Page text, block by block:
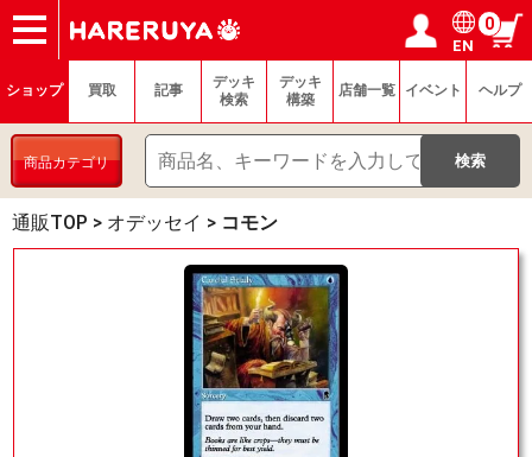
ショップ
買取
記事
デッキ検索
デッキ構築
選手一覧
店舗一覧
イベント
ヘルプ
お問い合わせ ログイン／会員登録
マイページ
EN
0
ショップ 買取 記事
デッキ
検索
デッキ
構築
店舗一覧 イベント ヘルプ
商品カテゴリ
通販TOP > オデッセイ > コモン